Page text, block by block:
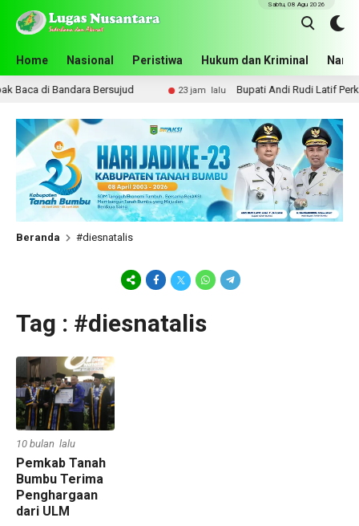
Home Nasional Peristiwa Hukum dan Kriminal
Sabtu, 08 Agu 2026
di Bandara Bersujud 23 jam lalu Bupati Andi Rudi Latif
Beranda #diesnatalis
Tag : #diesnatalis
10 bulan lalu
Pemkab Tanah
Bumbu Terima
Penghargaan
dari ULM